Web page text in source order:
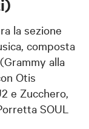
la sezione
composta
alla
Otis
e Zucchero,
SOUL